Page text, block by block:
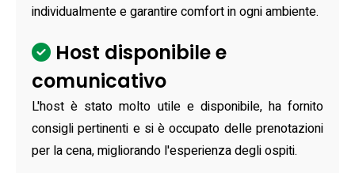
individualmente e garantire comfort in ogni ambiente.
Host disponibile e
comunicativo
L'host è stato molto utile e disponibile, ha fornito
consigli pertinenti e si è occupato delle prenotazioni
per la cena, migliorando l'esperienza degli ospiti.